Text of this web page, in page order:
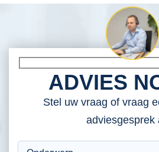
ADVIES
Stel uw vraag of vraag
adviesgesprek